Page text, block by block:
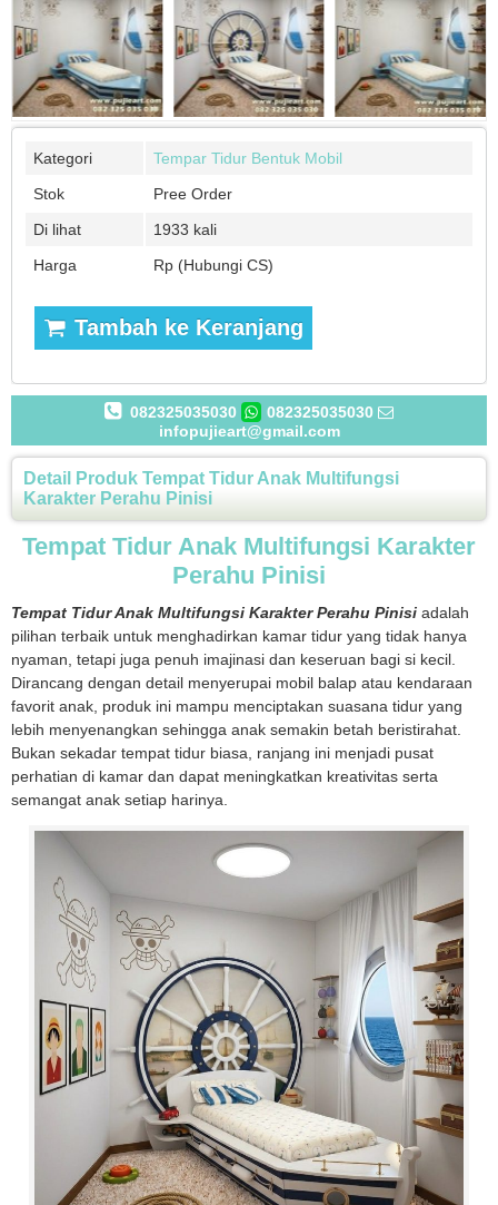
Kategori
Tempar Tidur Bentuk Mobil
Stok
Pree Order
Di lihat
1933 kali
Harga
Rp (Hubungi CS)
Tambah ke Keranjang
082325035030
082325035030
infopujieart@gmail.com
Detail Produk Tempat Tidur Anak Multifungsi
Karakter Perahu Pinisi
Tempat Tidur Anak Multifungsi Karakter
Perahu Pinisi
Tempat Tidur Anak Multifungsi Karakter Perahu Pinisi adalah
pilihan terbaik untuk menghadirkan kamar tidur yang tidak hanya
nyaman, tetapi juga penuh imajinasi dan keseruan bagi si kecil.
Dirancang dengan detail menyerupai mobil balap atau kendaraan
favorit anak, produk ini mampu menciptakan suasana tidur yang
lebih menyenangkan sehingga anak semakin betah beristirahat.
Bukan sekadar tempat tidur biasa, ranjang ini menjadi pusat
perhatian di kamar dan dapat meningkatkan kreativitas serta
semangat anak setiap harinya.